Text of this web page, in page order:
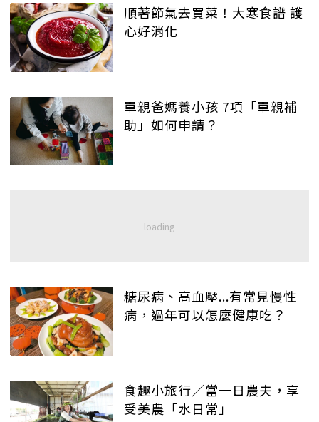
順著節氣去買菜！大寒食譜 護
心好消化
單親爸媽養小孩 7項「單親補
助」如何申請？
糖尿病、高血壓...有常見慢性
病，過年可以怎麼健康吃？
食趣小旅行／當一日農夫，享
受美農「水日常」